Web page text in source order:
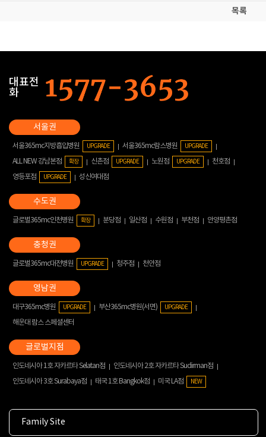
목록
대표전
화
서울365mc지방흡입병원 UPGRADE 서울365mc람스병원 UPGRADE
ALL NEW 강남본점 확장 신촌점 UPGRADE 노원점 UPGRADE
천호점
영등포점
UPGRADE 성신여대점
글로벌365mc인천병원 확장 분당점 일산점 수원점 부천점 안양평촌점
글로벌365mc대전병원 UPGRADE 청주점 천안점
대구365mc병원 UPGRADE 부산365mc병원(서면) UPGRADE
해운대 람스 스페셜센터
인도네시아 1호 자카르타 Selatan점
인도네시아 2호 자카르타 Sudirman점
인도네시아 3호 Surabaya점
태국 1호 Bangkok점 미국 LA점 NEW
Family Site